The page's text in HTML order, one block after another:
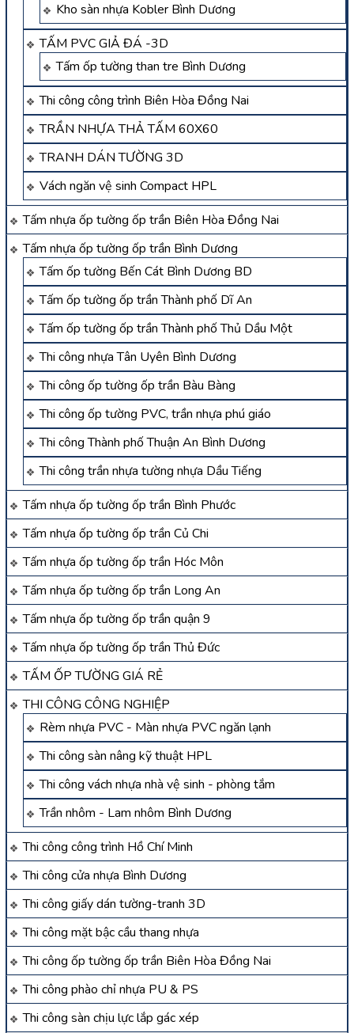
Kho sàn nhựa Kobler Bình Dương
TẤM PVC GIẢ ĐÁ -3D
Tấm ốp tường than tre Bình Dương
Thi công công trình Biên Hòa Đồng Nai
TRẦN NHỰA THẢ TẤM 60X60
TRANH DÁN TƯỜNG 3D
Vách ngăn vệ sinh Compact HPL
Tấm nhựa ốp tường ốp trần Biên Hòa Đồng Nai
Tấm nhựa ốp tường ốp trần Bình Dương
Tấm ốp tường Bến Cát Bình Dương BD
Tấm ốp tường ốp trần Thành phố Dĩ An
Tấm ốp tường ốp trần Thành phố Thủ Dầu Một
Thi công nhựa Tân Uyên Bình Dương
Thi công ốp tường ốp trần Bàu Bàng
Thi công ốp tường PVC, trần nhựa phú giáo
Thi công Thành phố Thuận An Bình Dương
Thi công trần nhựa tường nhựa Dầu Tiếng
Tấm nhựa ốp tường ốp trần Bình Phước
Tấm nhựa ốp tường ốp trần Củ Chi
Tấm nhựa ốp tường ốp trần Hóc Môn
Tấm nhựa ốp tường ốp trần Long An
Tấm nhựa ốp tường ốp trần quận 9
Tấm nhựa ốp tường ốp trần Thủ Đức
TẤM ỐP TƯỜNG GIÁ RẺ
THI CÔNG CÔNG NGHIỆP
Rèm nhựa PVC - Màn nhựa PVC ngăn lạnh
Thi công sàn nâng kỹ thuật HPL
Thi công vách nhựa nhà vệ sinh - phòng tắm
Trần nhôm - Lam nhôm Bình Dương
Thi công công trình Hồ Chí Minh
Thi công cửa nhựa Bình Dương
Thi công giấy dán tường-tranh 3D
Thi công mặt bậc cầu thang nhựa
Thi công ốp tường ốp trần Biên Hòa Đồng Nai
Thi công phào chỉ nhựa PU & PS
Thi công sàn chịu lực lắp gác xép